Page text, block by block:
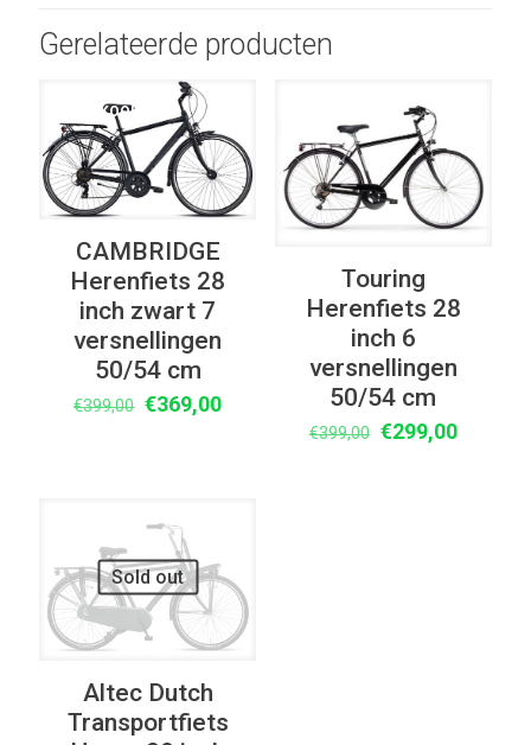
Gerelateerde producten
UITVERKOOP
CAMBRIDGE
Herenfiets 28
inch zwart 7
versnellingen
50/54 cm
€399,00 Oorspronkelijke
€369,00Huidige
Touring
Herenfiets 28
inch 6
versnellingen
50/54 cm
€399,00 Oorspronkelijke
€299,00Huidige
Sold out
Altec Dutch
Transportfiets